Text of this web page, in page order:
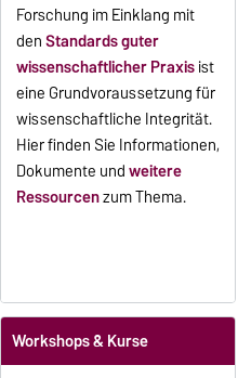
Forschung im Einklang mit
denStandards guter
wissenschaftlicher Praxisist
eine Grundvoraussetzung für
wissenschaftliche Integrität.
Hier finden Sie Informationen,
Dokumente undweitere
Ressourcenzum Thema.
Workshops & Kurse